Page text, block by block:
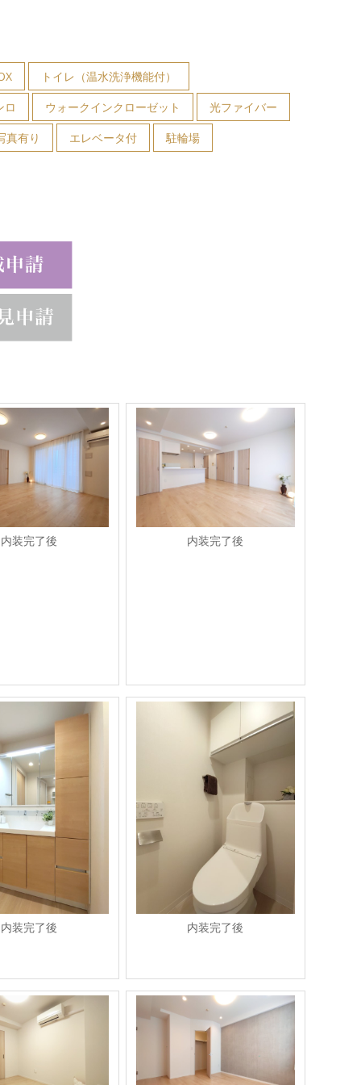
トイレ（温水洗浄機能付）
ロ ウォークインクローゼット
光ファイバー
真有り エレベータ付
駐輪場
内装完了後 内装完了後
内装完了後 内装完了後